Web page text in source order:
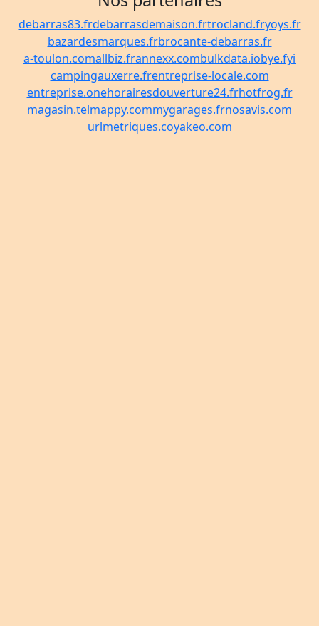
debarras83.frdebarrasdemaison.frtrocland.fryoys.fr
bazardesmarques.frbrocante-debarras.fr
a-toulon.comallbiz.frannexx.combulkdata.iobye.fyi
campingauxerre.frentreprise-locale.com
entreprise.onehorairesdouverture24.frhotfrog.fr
magasin.telmappy.commygarages.frnosavis.com
urlmetriques.coyakeo.com